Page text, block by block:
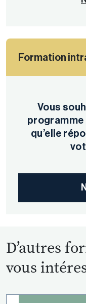
Formation
Vous
qu’elle
D’autres
vous